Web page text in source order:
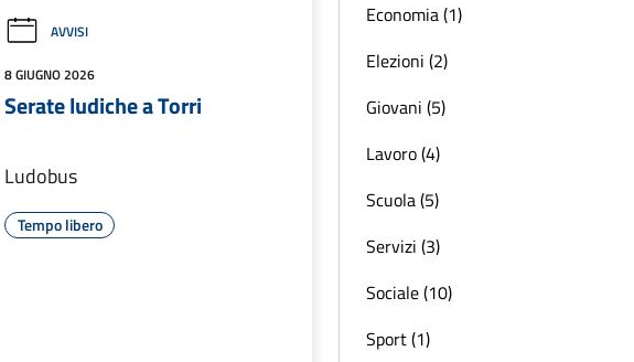
AVVISI
8 GIUGNO 2026
Serate ludiche a Torri
Ludobus
Tempo libero
Economia (1)
Elezioni (2)
Giovani (5)
Lavoro (4)
Scuola (5)
Servizi (3)
Sociale (10)
Sport (1)